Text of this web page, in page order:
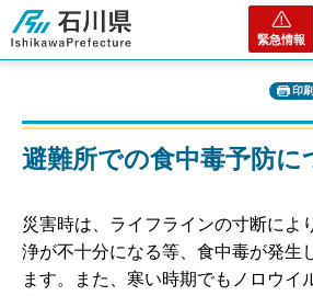
石川県
緊急情報
印刷
避難所での食中毒予防に
災害時は、ライフラインの寸断によ
浄が不十分になる等、食中毒が発生
ます。また、寒い時期でもノロウイ